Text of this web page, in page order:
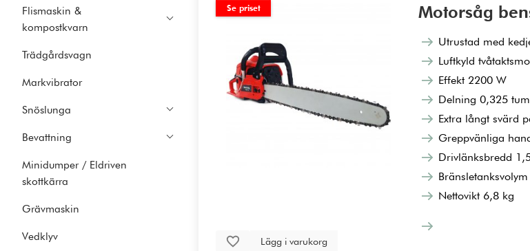
Flismaskin &
kompostkvarn
Trädgårdsvagn
Markvibrator
Snöslunga
Bevattning
Minidumper / Eldriven
skottkärra
Grävmaskin
Vedklyv
Se priset Motorsåg
Utrustad med
Luftkyld
Effekt 2200 W
Delning 0,325 tum
Extra långt svärd
Greppvänliga
Drivlänksbredd
Nettovikt 6,8 kg
Lägg i varukorg